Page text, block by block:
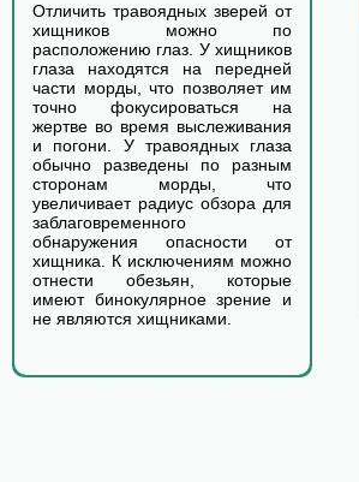
Отличить травоядных зверей от
хищников можно по
расположению глаз. У хищников
глаза находятся на передней
части морды, что позволяет им
точно фокусироваться на
жертве во время выслеживания
и погони. У травоядных глаза
обычно разведены по разным
сторонам морды, что
увеличивает радиус обзора для
заблаговременного
обнаружения опасности от
хищника. К исключениям можно
отнести обезьян, которые
имеют бинокулярное зрение и
не являются хищниками.